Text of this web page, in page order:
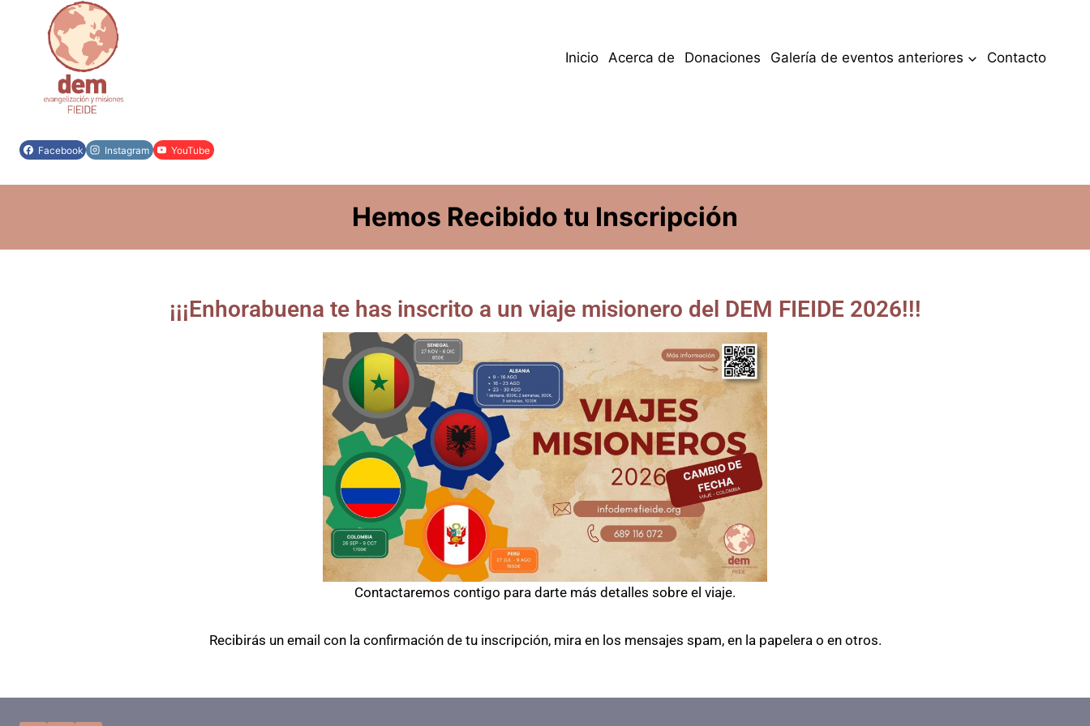
Inicio Acerca de Donaciones Galería de eventos anteriores Contacto
Facebook Instagram YouTube
Hemos Recibido tu Inscripción
¡¡¡Enhorabuena te has inscrito a un viaje misionero del DEM FIEIDE 2026!!!
Contactaremos contigo para darte más detalles sobre el viaje.
Recibirás un email con la confirmación de tu inscripción, mira en los mensajes spam, en la papelera o en otros.